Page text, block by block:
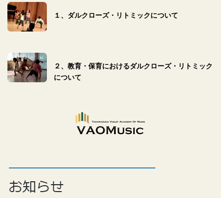
１、ダルクローズ・リトミックについて
２、教育・保育におけるダルクローズ・リトミック
について